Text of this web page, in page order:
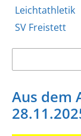
Leichtathletik
SV Freistett
Suchen
Aus dem